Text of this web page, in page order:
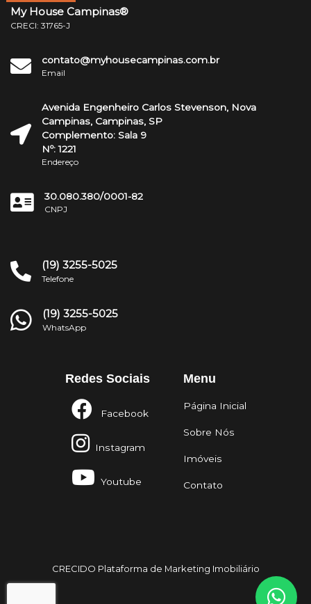
My House Campinas®
CRECI: 31765-J
contato@myhousecampinas.com.br
Email
Avenida Engenheiro Carlos Stevenson, Nova
Campinas, Campinas, SP
Complemento: Sala 9
Nº: 1221
Endereço
30.080.380/0001-82
CNPJ
(19) 3255-5025
Telefone
(19) 3255-5025
WhatsApp
Redes Sociais
Facebook
Instagram
Youtube
Menu
Página Inicial
Sobre Nós
Imóveis
Contato
CRECIDO Plataforma de Marketing Imobiliário